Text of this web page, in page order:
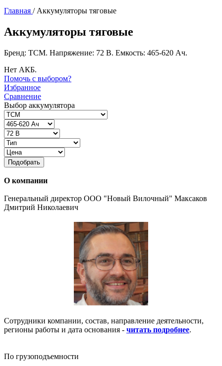
Главная / Аккумуляторы тяговые
Аккумуляторы тяговые
Бренд: TCM. Напряжение: 72 В. Емкость: 465-620 Ач.
Нет АКБ.
Помочь с выбором?
Избранное
Сравнение
Выбор аккумулятора
Подобрать
О компании
Генеральный директор ООО "Новый Вилочный" Максаков
Дмитрий Николаевич
Сотрудники компании, состав, направление деятельности,
регионы работы и дата основания - читать подробнее.
По грузоподъемности